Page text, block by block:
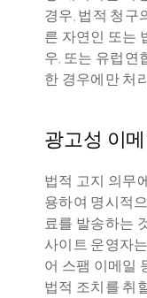
경우, 법적 청구
른 자연인 또는
우, 또는 유럽연
한 경우에만 처
광고성 이
법적 고지 의무
용하여 명시적
료를 발송하는
사이트 운영자
어 스팸 이메일
법적 조치를 취